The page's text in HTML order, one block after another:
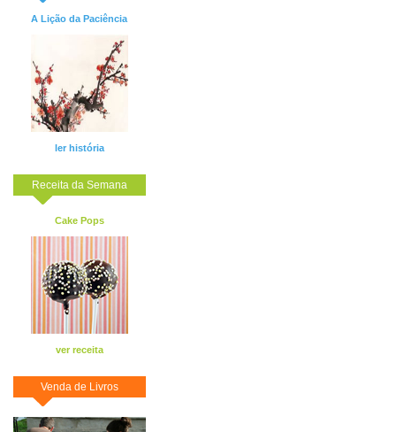
A Lição da Paciência
ler história
Receita da Semana
Cake Pops
ver receita
Venda de Livros